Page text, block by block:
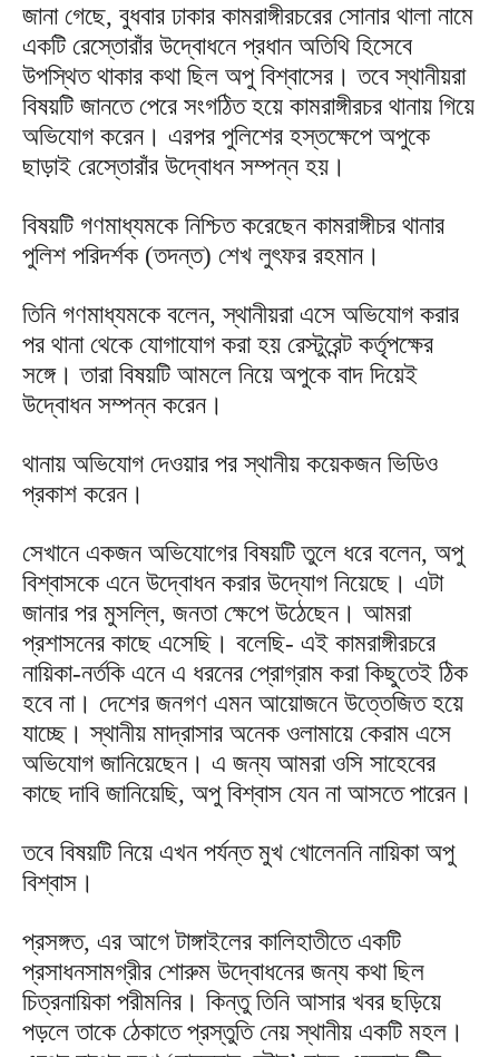
জানা গেছে, বুধবার ঢাকার কামরাঙ্গীরচরের সোনার থালা নামে
একটি রেস্তোরাঁর উদ্বোধনে প্রধান অতিথি হিসেবে
উপস্থিত থাকার কথা ছিল অপু বিশ্বাসের। তবে স্থানীয়রা
বিষয়টি জানতে পেরে সংগঠিত হয়ে কামরাঙ্গীরচর থানায় গিয়ে
অভিযোগ করেন। এরপর পুলিশের হস্তক্ষেপে অপুকে
ছাড়াই রেস্তোরাঁর উদ্বোধন সম্পন্ন হয়।
বিষয়টি গণমাধ্যমকে নিশ্চিত করেছেন কামরাঙ্গীচর থানার
পুলিশ পরিদর্শক (তদন্ত) শেখ লুৎফর রহমান।
তিনি গণমাধ্যমকে বলেন, স্থানীয়রা এসে অভিযোগ করার
পর থানা থেকে যোগাযোগ করা হয় রেস্টুরেন্ট কর্তৃপক্ষের
সঙ্গে। তারা বিষয়টি আমলে নিয়ে অপুকে বাদ দিয়েই
উদ্বোধন সম্পন্ন করেন।
থানায় অভিযোগ দেওয়ার পর স্থানীয় কয়েকজন ভিডিও
প্রকাশ করেন।
সেখানে একজন অভিযোগের বিষয়টি তুলে ধরে বলেন, অপু
বিশ্বাসকে এনে উদ্বোধন করার উদ্যোগ নিয়েছে। এটা
জানার পর মুসল্লি, জনতা ক্ষেপে উঠেছেন। আমরা
প্রশাসনের কাছে এসেছি। বলেছি- এই কামরাঙ্গীরচরে
নায়িকা-নর্তকি এনে এ ধরনের প্রোগ্রাম করা কিছুতেই ঠিক
হবে না। দেশের জনগণ এমন আয়োজনে উত্তেজিত হয়ে
যাচ্ছে। স্থানীয় মাদ্রাসার অনেক ওলামায়ে কেরাম এসে
অভিযোগ জানিয়েছেন। এ জন্য আমরা ওসি সাহেবের
কাছে দাবি জানিয়েছি, অপু বিশ্বাস যেন না আসতে পারেন।
তবে বিষয়টি নিয়ে এখন পর্যন্ত মুখ খোলেননি নায়িকা অপু
বিশ্বাস।
প্রসঙ্গত, এর আগে টাঙ্গাইলের কালিহাতীতে একটি
প্রসাধনসামগ্রীর শোরুম উদ্বোধনের জন্য কথা ছিল
চিত্রনায়িকা পরীমনির। কিন্তু তিনি আসার খবর ছড়িয়ে
পড়লে তাকে ঠেকাতে প্রস্তুতি নেয় স্থানীয় একটি মহল।